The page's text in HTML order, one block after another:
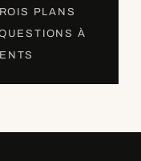
PLANS
À